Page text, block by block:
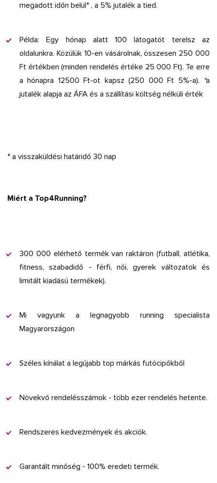
megadott időn belül* , a 5% jutalék a tied.
Példa: Egy hónap alatt 100 látogatót terelsz az
oldalunkra. Közülük 10-en vásárolnak, összesen 250 000
Ft értékben (minden rendelés értéke 25 000 Ft). Te erre
a hónapra 12500 Ft-ot kapsz (250 000 Ft 5%-a). *a
jutalék alapja az ÁFA és a szállítási költség nélküli érték
* a visszaküldési határidő 30 nap
Miért a Top4Running?
300 000 elérhető termék van raktáron (futball, atlétika,
fitness, szabadidő - férfi, női, gyerek változatok és
limitált kiadású termékek).
Mi vagyunk a legnagyobb running specialista
Magyarországon
Széles kínálat a legújabb top márkás futócipőkből
Növekvő rendelésszámok - több ezer rendelés hetente.
Rendszeres kedvezmények és akciók.
Garantált minőség - 100% eredeti termék.